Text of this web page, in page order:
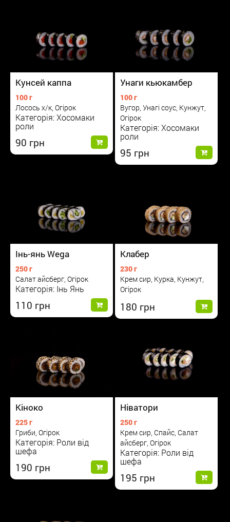
Кунсей каппа
100 г
Лосось х/к, Огірок
Категорія: Хосомаки
роли
90
Унаги кьюкамбер
100 г
Вугор, Унагі соус, Кунжут,
Огірок
Категорія: Хосомаки
роли
95
Інь-янь Wega
250 г
Салат айсберг, Огірок
Категорія: Інь Янь
110
Клабер
230 г
Крем сир, Курка, Кунжут,
Огірок
180
Кіноко
225 г
Гриби, Огірок
Категорія: Роли від
шефа
190
Ніватори
250 г
Крем сир, Спайс, Салат
айсберг, Огірок
Категорія: Роли від
шефа
195